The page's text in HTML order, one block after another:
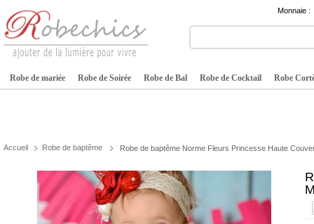
Monnaie :
Robe de mariée Robe de Soirée Robe de Bal Robe de Cocktail Robe
Accueil Robe de baptême Robe de baptême Norme Fleurs Princesse Haute